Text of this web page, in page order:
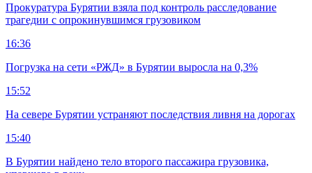
Прокуратура Бурятии взяла под контроль расследование
трагедии с опрокинувшимся грузовиком
16:36
Погрузка на сети «РЖД» в Бурятии выросла на 0,3%
15:52
На севере Бурятии устраняют последствия ливня на дорогах
15:40
В Бурятии найдено тело второго пассажира грузовика,